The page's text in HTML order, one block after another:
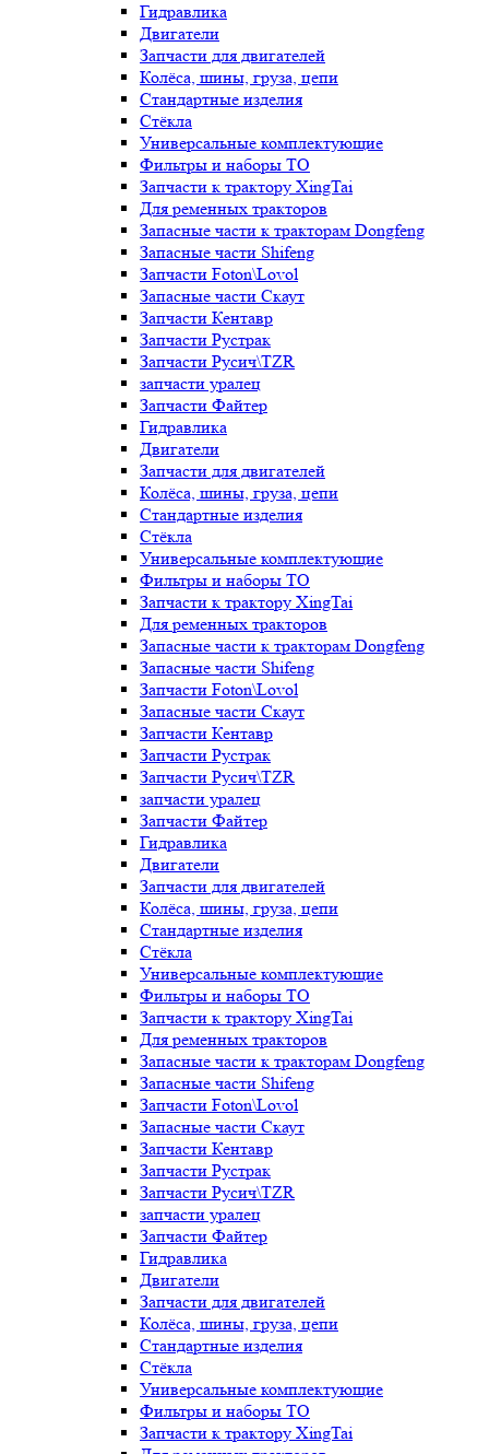
Гидравлика
Двигатели
Запчасти для двигателей
Колёса, шины, груза, цепи
Стандартные изделия
Стёкла
Универсальные комплектующие
Фильтры и наборы ТО
Запчасти к трактору XingTai
Для ременных тракторов
Запасные части к тракторам Dongfeng
Запасные части Shifeng
Запчасти Foton\Lovol
Запасные части Скаут
Запчасти Кентавр
Запчасти Рустрак
Запчасти Русич\TZR
запчасти уралец
Запчасти Файтер
Гидравлика
Двигатели
Запчасти для двигателей
Колёса, шины, груза, цепи
Стандартные изделия
Стёкла
Универсальные комплектующие
Фильтры и наборы ТО
Запчасти к трактору XingTai
Для ременных тракторов
Запасные части к тракторам Dongfeng
Запасные части Shifeng
Запчасти Foton\Lovol
Запасные части Скаут
Запчасти Кентавр
Запчасти Рустрак
Запчасти Русич\TZR
запчасти уралец
Запчасти Файтер
Гидравлика
Двигатели
Запчасти для двигателей
Колёса, шины, груза, цепи
Стандартные изделия
Стёкла
Универсальные комплектующие
Фильтры и наборы ТО
Запчасти к трактору XingTai
Для ременных тракторов
Запасные части к тракторам Dongfeng
Запасные части Shifeng
Запчасти Foton\Lovol
Запасные части Скаут
Запчасти Кентавр
Запчасти Рустрак
Запчасти Русич\TZR
запчасти уралец
Запчасти Файтер
Гидравлика
Двигатели
Запчасти для двигателей
Колёса, шины, груза, цепи
Стандартные изделия
Стёкла
Универсальные комплектующие
Фильтры и наборы ТО
Запчасти к трактору XingTai